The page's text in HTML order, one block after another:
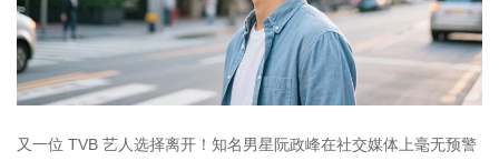
又一位 TVB 艺人选择离开！知名男星阮政峰在社交媒体上毫无预警